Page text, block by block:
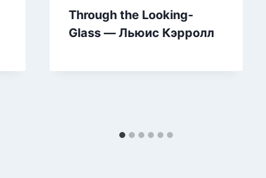
Through the Looking-
Glass — Льюис Кэрролл